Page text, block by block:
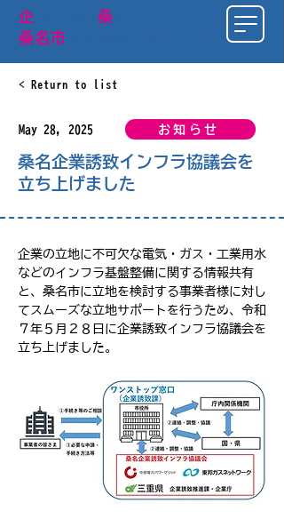
​企 業立地は桑
桑名市
< Return to list
May 28, 2025 お知らせ
桑名企業誘致インフラ協議会を
立ち上げました
企業の立地に不可欠な電気・ガス・工業用水
などのインフラ基盤整備に関する情報共有
と、桑名市に立地を検討する事業者様に対し
てスムーズな立地サポートを行うため、令和
７年５月２８日に企業誘致インフラ協議会を
立ち上げました。